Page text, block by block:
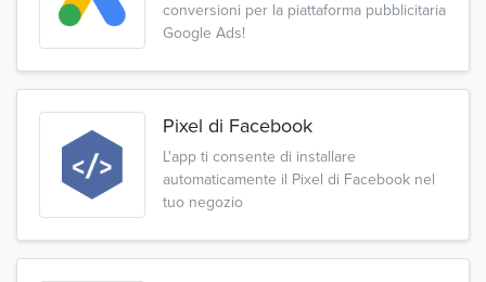
conversioni per la piattaforma pubblicitaria
Google Ads!
Pixel di Facebook
L'app ti consente di installare
automaticamente il Pixel di Facebook nel
tuo negozio